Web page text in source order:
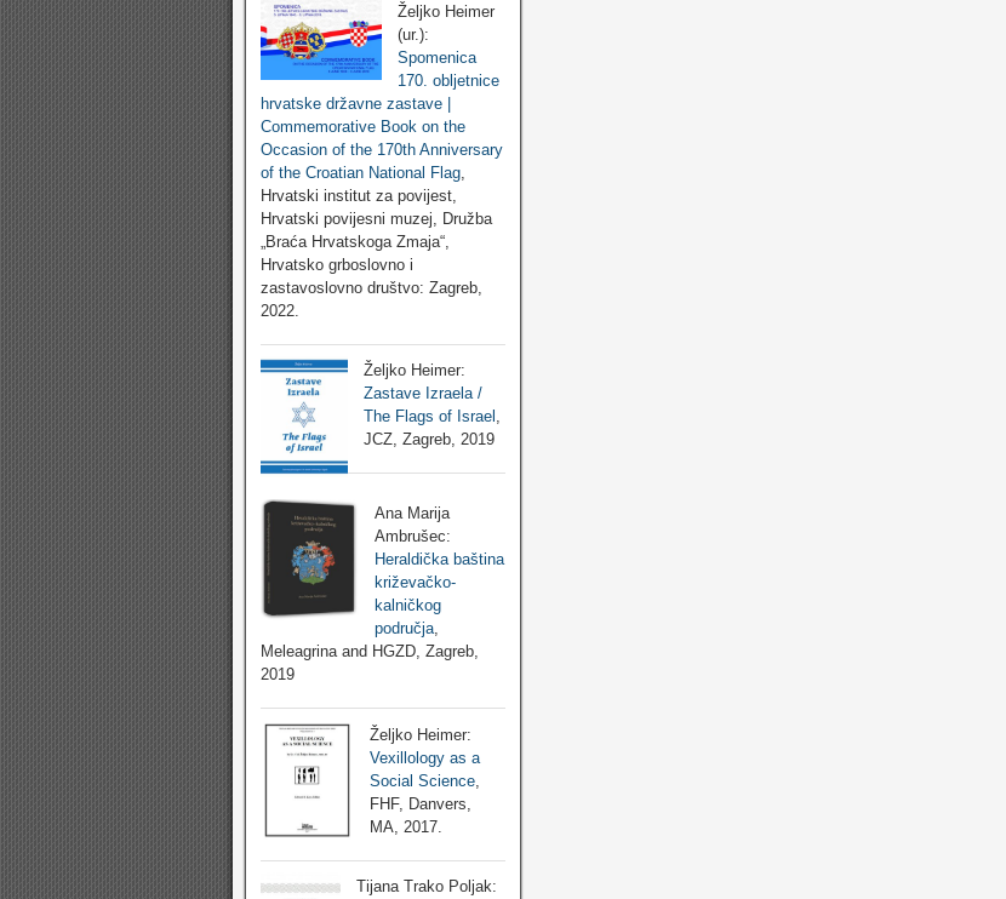
Željko Heimer
(ur.):
Spomenica
170. obljetnice
hrvatske državne zastave |
Commemorative Book on the
Occasion of the 170th Anniversary
of the Croatian National Flag
Hrvatski institut za povijest,
Hrvatski povijesni muzej, Družba
„Braća Hrvatskoga Zmaja“,
Hrvatsko grboslovno i
zastavoslovno društvo: Zagreb,
2022.
Željko Heimer:
Zastave Izraela /
The Flags of Israel ,
JCZ, Zagreb, 2019
Ana Marija
Ambrušec:
Heraldička baština
križevačko-
kalničkog
područja,
Meleagrina and HGZD, Zagreb,
2019
Željko Heimer:
Vexillology as a
Social Science
FHF, Danvers,
MA, 2017.
Tijana Trako Poljak: